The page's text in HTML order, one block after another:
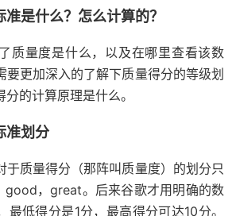
是什么？怎么计算的？
质量度是什么，以及在哪里查看该数
要更加深入的了解下质量得分的等级划
的计算原理是什么。
准划分
于质量得分（那阵叫质量度）的划分只
good，great。后来谷歌才用明确的数
最低得分是1分，最高得分可达10分。